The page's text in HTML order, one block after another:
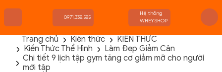
TRANG CHỦ
FLASH SALE
0971.338.585
Hệ thống
WHEYSHOP
Trang chủ Kiến thức
KIẾN THỨC
Kiến Thức Thể Hình
Làm Đẹp Giảm Cân
Chi tiết 9 lịch tập gym tăng cơ giảm mỡ cho người
mới tập